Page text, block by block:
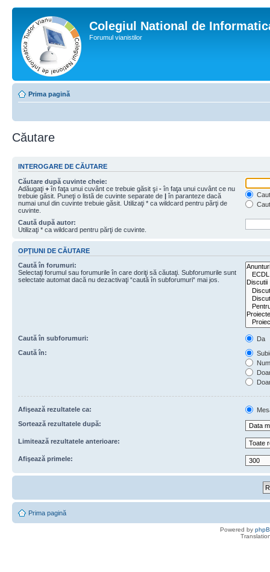
Colegiul National de
Forumul vianistilor
Prima pagină
Căutare
INTEROGARE DE CĂUTARE
Căutare după cuvinte cheie:
Adăugaţi + în faţa unui cuvânt ce trebuie găsit şi - în faţa unui cuvânt ce nu
trebuie găsit. Puneţi o listă de cuvinte separate de | în paranteze dacă
numai unul din cuvinte trebuie găsit. Utilizaţi * ca wildcard pentru părţi de
cuvinte.
Caută după autor:
Utilizaţi * ca wildcard pentru părţi de cuvinte.
OPŢIUNI DE CĂUTARE
Caută în forumuri:
Selectaţi forumul sau forumurile în care doriţi să căutaţi. Subforumurile sunt
selectate automat dacă nu dezactivaţi “caută în subforumuri“ mai jos.
Caută în subforumuri:
Da
Caută în:
Afişează rezultatele ca:
Sortează rezultatele după:
Limitează rezultatele anterioare:
Afişează primele:
Prima pagină
Powered by